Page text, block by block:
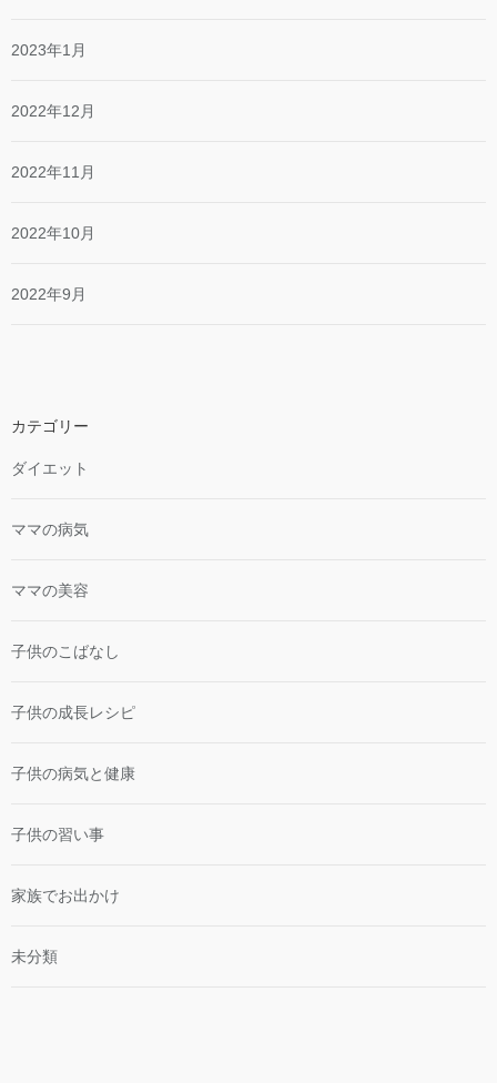
2023年1月
2022年12月
2022年11月
2022年10月
2022年9月
カテゴリー
ダイエット
ママの病気
ママの美容
子供のこばなし
子供の成長レシピ
子供の病気と健康
子供の習い事
家族でお出かけ
未分類